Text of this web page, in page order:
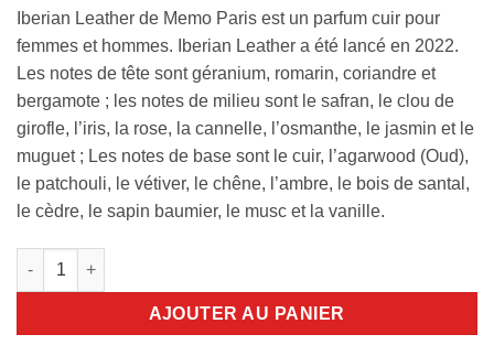
Iberian Leather de Memo Paris est un parfum cuir pour
femmes et hommes. Iberian Leather a été lancé en 2022.
Les notes de tête sont géranium, romarin, coriandre et
bergamote ; les notes de milieu sont le safran, le clou de
girofle, l’iris, la rose, la cannelle, l’osmanthe, le jasmin et le
muguet ; Les notes de base sont le cuir, l’agarwood (Oud),
le patchouli, le vétiver, le chêne, l’ambre, le bois de santal,
le cèdre, le sapin baumier, le musc et la vanille.
quantité de Memo Iberian Leather 75ml
AJOUTER AU PANIER